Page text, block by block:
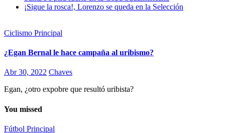
¡Sigue la rosca!, Lorenzo se queda en la Selección
Ciclismo Principal
¿Egan Bernal le hace campaña al uribismo?
Abr 30, 2022 Chaves
Egan, ¿otro expobre que resultó uribista?
You missed
Fútbol Principal